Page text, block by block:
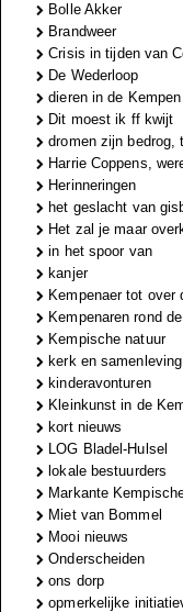
Bolle Akker
Brandweer
Crisis in tijden van
De Wederloop
dieren in de Kempen
Dit moest ik ff kwijt
dromen zijn bedrog,
Harrie Coppens,
Herinneringen
het geslacht van
Het zal je maar
in het spoor van
kanjer
Kempenaer tot over
Kempenaren rond
Kempische natuur
kerk en samenleving
kinderavonturen
Kleinkunst in de
kort nieuws
LOG Bladel-Hulsel
lokale bestuurders
Markante
Miet van Bommel
Mooi nieuws
Onderscheiden
ons dorp
opmerkelijke